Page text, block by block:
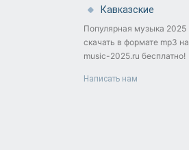
Кавказские
Популярная музыка 2025
скачать в формате mp3 на
music-2025.ru бесплатно!
Написать нам